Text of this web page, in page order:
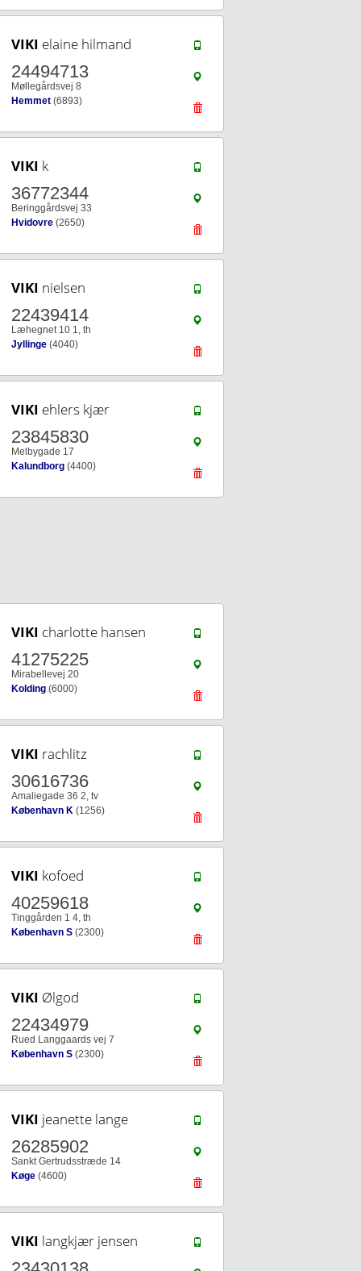
VIKI elaine hilmand
24494713
Møllegårdsvej 8
Hemmet (6893)
VIKI k
36772344
Beringgårdsvej 33
Hvidovre (2650)
VIKI nielsen
22439414
Læhegnet 10 1, th
Jyllinge (4040)
VIKI ehlers kjær
23845830
Melbygade 17
Kalundborg (4400)
VIKI charlotte hansen
41275225
Mirabellevej 20
Kolding (6000)
VIKI rachlitz
30616736
Amaliegade 36 2, tv
København K (1256)
VIKI kofoed
40259618
Tinggården 1 4, th
København S (2300)
VIKI Ølgod
22434979
Rued Langgaards vej 7
København S (2300)
VIKI jeanette lange
26285902
Sankt Gertrudsstræde 14
Køge (4600)
VIKI langkjær jensen